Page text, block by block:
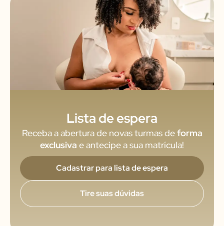
Lista de espera
Receba a abertura de novas turmas deforma
exclusiva e antecipe a sua matrícula!
Cadastrar para lista de espera
Tire suas dúvidas